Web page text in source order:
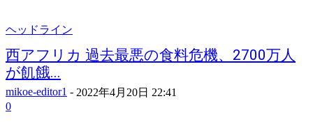
ヘッドライン
西アフリカ 過去最悪の食料危機、2700万人
が飢餓...
mikoe-editor1 - 2022年4月20日 22:41
0